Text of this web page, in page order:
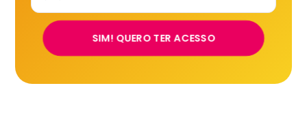
SIM! QUERO TER ACESSO